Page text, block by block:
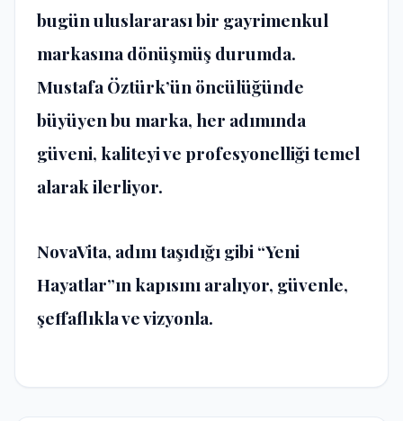
bugün uluslararası bir gayrimenkul
markasına dönüşmüş durumda.
Mustafa Öztürk’ün öncülüğünde
büyüyen bu marka, her adımında
güveni, kaliteyi ve profesyonelliği temel
alarak ilerliyor.
NovaVita, adını taşıdığı gibi “Yeni
Hayatlar”ın kapısını aralıyor, güvenle,
şeffaflıkla ve vizyonla.